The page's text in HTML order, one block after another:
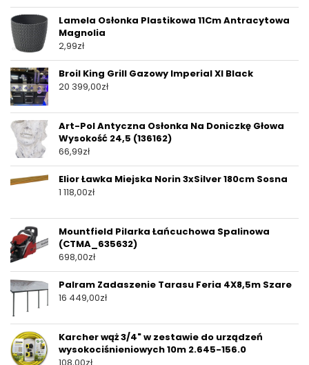
Lamela Osłonka Plastikowa 11Cm Antracytowa
Magnolia
2,99zł
Broil King Grill Gazowy Imperial Xl Black
20 399,00zł
Art-Pol Antyczna Osłonka Na Doniczkę Głowa
Wysokość 24,5 (136162)
66,99zł
Elior Ławka Miejska Norin 3xSilver 180cm Sosna
1 118,00zł
Mountfield Pilarka Łańcuchowa Spalinowa
(CTMA_635632)
698,00zł
Palram Zadaszenie Tarasu Feria 4X8,5m Szare
16 449,00zł
Karcher wąż 3/4" w zestawie do urządzeń
wysokociśnieniowych 10m 2.645-156.0
108,00zł